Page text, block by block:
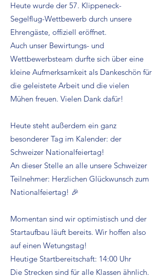
Heute wurde der 57. Klippeneck-
Segelflug-Wettbewerb durch unsere
Ehrengäste, offiziell eröffnet.
Auch unser Bewirtungs- und
Wettbewerbsteam durfte sich über eine
kleine Aufmerksamkeit als Dankeschön für
die geleistete Arbeit und die vielen
Mühen freuen. Vielen Dank dafür!
Heute steht außerdem ein ganz
besonderer Tag im Kalender: der
Schweizer Nationalfeiertag!
An dieser Stelle an alle unsere Schweizer
Teilnehmer: Herzlichen Glückwunsch zum
Nationalfeiertag! 🎉
Momentan sind wir optimistisch und der
Startaufbau läuft bereits. Wir hoffen also
auf einen Wetungstag!
Heutige Startbereitschaft: 14:00 Uhr
Die Strecken sind für alle Klassen ähnlich.